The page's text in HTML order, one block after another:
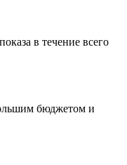
в течение всего
бюджетом и